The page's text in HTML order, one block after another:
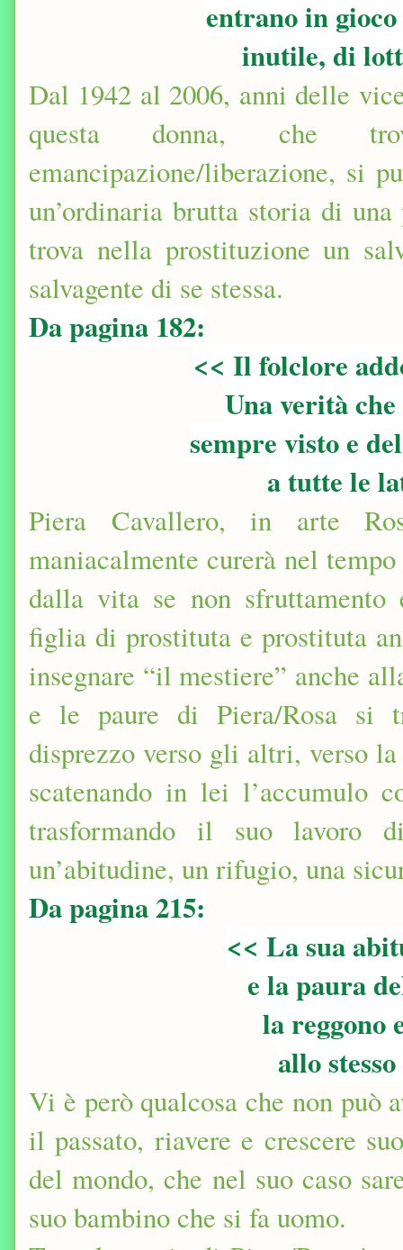
entrano in
inutile, di
Dal 1942 al 2006, anni delle
questa donna, che
emancipazione/liberazione, si
un’ordinaria brutta storia di
trova nella prostituzione un
salvagente di se stessa.
Da pagina 182:
<< Il folclore
Una verità
sempre visto e
a tutte le
Piera Cavallero, in arte
maniacalmente curerà nel
dalla vita se non
figlia di prostituta e prostituta
insegnare “il mestiere” anche
e le paure di Piera/Rosa si
disprezzo verso gli altri, verso
scatenando in lei l’accumulo
trasformando il suo lavoro
un’abitudine, un rifugio, una
Da pagina 215:
<< La sua
e la paura
la reggono
allo
Vi è però qualcosa che non può
il passato, riavere e crescere
del mondo, che nel suo caso
suo bambino che si fa uomo.